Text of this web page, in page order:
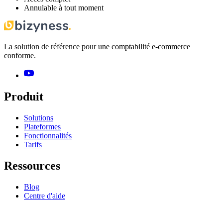
Annulable à tout moment
La solution de référence pour une comptabilité e-commerce
conforme.
Produit
Solutions
Plateformes
Fonctionnalités
Tarifs
Ressources
Blog
Centre d'aide